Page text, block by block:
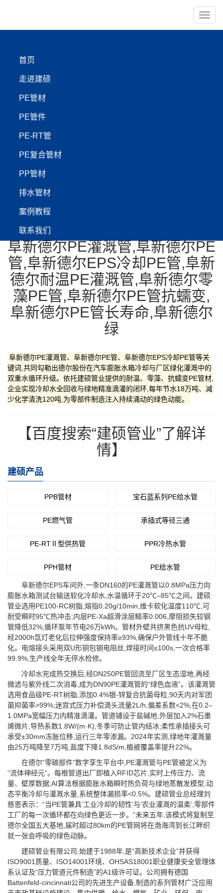
导
首页
走进建硕
PE管材
PE管件
PE-RT管
PE复合管材
PP管材
排水管材
案例教程
联系我们
PE-RT管
【管材服务:400-999-4440】
阜新德尔×建硕管业：PE
灌溉管与PE管在EPS冷却
回路的绿意脉动
阜新德尔PE灌溉管,阜新德尔PE
管,阜新德尔EPS冷却PE管,阜新
德尔耐温PE灌溉管,阜新德尔零
藻PE管,阜新德尔PE管抗蠕变,
阜新德尔PE管长寿命,阜新德尔
绿
阜新德尔PE灌溉管、阜新德尔PE管、阜新德尔EPS冷却PE管等关
键词,共同勾勒出德尔股份在汽车膨胀水箱冷却与厂区绿化灌溉中的
双重水循环升级。依托建硕管业提供的耐温、零藻、抗蠕变PE管材,
企业实现冷却水全回收与绿地精准滴灌的闭环,每年节水18万吨、减
少化学清洗120吨,为零部件制造注入持续涌动的绿色动能。
【百度搜索“建硕管业”了解详
情】
建硕产品
PPB管材 宝石蓝系列PE给水管
PE燃气管 承插式等径三通
PE-RTⅡ型供热管 PPR冷热水管
PPH管材 PE给水管
阜新德尔EPS车间外,一条DN160的PE灌溉管以0.8MPa压力向
膨胀水箱测试台输送软化冷却水,水温循环于20℃–85℃之间。建硕
管业选用PE100-RC树脂,熔指0.20g/10min,维卡软化温度110℃,可
耐受瞬时95℃热冲击;内层PE-Xa超滑涂层糙率0.006,摩阻损失较钢
管降低32%,循环泵年节电26万kWh。管材外壁共挤黑色抗UV母粒,
经2000h氙灯老化后拉伸强度保持率≥93%,确保户外管线十年不脆
化。电熔接头采用双U形铜包钢电阻丝,焊接时间≤100s,一次合格率
99.9%,生产线全年无停水检修。
冷却水完成热交换后,经DN250PE管回流至厂区生态湿地,再经
微滤与紫外线二次消毒,成为DN90PE灌溉管的“绿色血液”。该灌溉管
选用食品级PE-RT树脂,添加0.4%银-锌复合抗菌母粒,90天内对军团
菌抑菌率>99%;迷宫式压力补偿滴头流量2L/h,偏差系数<2%,在0.2–
1.0MPa宽幅压力内精准滴灌。管道铺设于盐碱地,外层加入2%石墨
烯微片,导热系数1.8W/(m·K),冬季可防止管内结冰;柔性承插接头可
承受±30mm冻胀位移,运行三年零渗漏。2024年实测,绿地年灌溉量
由25万吨降至7万吨,盐度下降1.8dS/m,植被覆盖率提升22%。
在德尔“零碳部件”数字孪生平台中,PE灌溉管与PE管被定义为
“流体神经元”。每根管道出厂即植入RFID芯片,实时上传压力、流
量、壁厚数据;AI算法根据膨胀水箱瞬时热负荷与绿地蒸散发模型,动
态平衡冷却与灌溉水量,系统整体漏损率<0.5%。建硕管业总经理刘
慈恩表示：“当PE管兼具‘工业冷却的韧性’与‘农业灌溉的温柔’,零部件
工厂的每一次循环都在向绿色更近一步。”未来五年,该模式将复制至
德尔全国五大基地,届时超过80km的PE管网将在渤海湾到长江畔织
就一张会呼吸的绿色动脉。
建硕管业有限公司,始建于1988年,是“高新技术企业”并获得
ISO9001质量、ISO14001环境、OHSAS18001职业健康安全管理体
系认证及“压力管道元件制造”的A1级许可证。公司拥有德国
Battenfeld-cincinnati公司的先进生产设备,制造的系列管材广泛应用